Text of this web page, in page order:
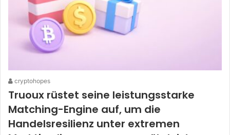
cryptohopes
Truoux rüstet seine leistungsstarke
Matching-Engine auf, um die
Handelsresilienz unter extremen